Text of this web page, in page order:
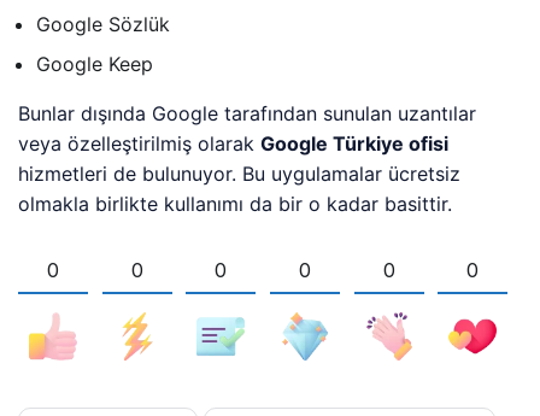
Google Sözlük
Google Keep
Bunlar dışında Google tarafından sunulan uzantılar
veya özelleştirilmiş olarakGoogle Türkiye ofisi
hizmetleri de bulunuyor. Bu uygulamalar ücretsiz
olmakla birlikte kullanımı da bir o kadar basittir.
0 0 0 0 0 0